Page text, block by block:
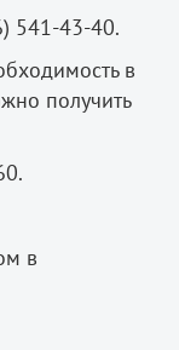
541-43-40.
в
получить
в